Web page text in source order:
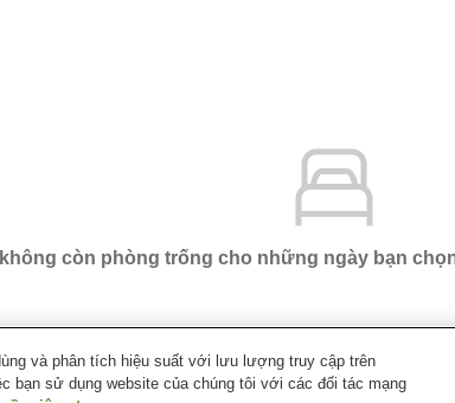
không còn phòng trống cho những ngày bạn
phố Natori Hotel Route-Inn Natori
và phân tích hiệu suất với lưu lượng truy cập trên
bạn sử dụng website của chúng tôi với các đối tác mạng